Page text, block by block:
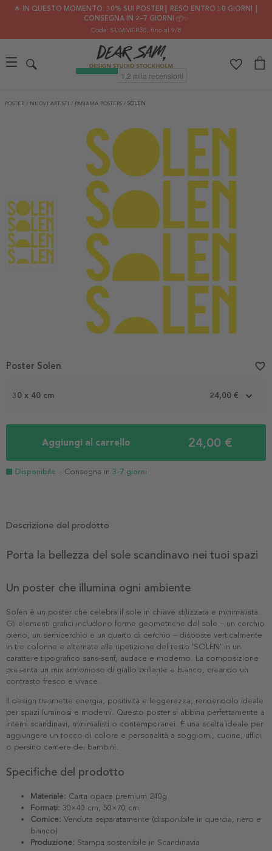
🌟 IN QUESTO MOMENTO: 30% SUI POSTER┃ RESO ENTRO 30 GIORNI ┃
CONSEGNA IN 2–7 GIORNI 📦✨
Code: SUMMER30, fino al 9/8
POSTER / NUOVI ARTISTI / PANAMA POSTERS / SOLEN
30 x 40 cm 24,00 €
Aggiungi al carrello 24,00 €
Disponibile - Consegna in 3-7 giorni
Poster Solen favorite_border
Descrizione del prodotto
Porta la bellezza del sole scandinavo nei tuoi spazi
Un poster che illumina ogni ambiente
Solen è un poster che celebra il sole in chiave stilizzata e minimalista.
Gli elementi grafici includono forme geometriche del sole – un cerchio
pieno, un semicerchio e un quarto di cerchio – disposte verticalmente
in tre colonne e alternate alla ripetizione del testo 'SOLEN' in un
carattere tipografico sans-serif, audace e moderno. La composizione
presenta un mix armonioso di giallo brillante e bianco, creando un
contrasto fresco e vivace.
Il design trasmette energia, positività e leggerezza, rendendolo ideale
per spazi luminosi e moderni. Questo poster si abbina perfettamente a
interni scandinavi, minimalisti o contemporanei. È una scelta ideale per
aggiungere un tocco di colore e personalità a soggiorni, cucine, uffici
o persino camere dei bambini.
Specifiche del prodotto
Materiale: Carta opaca premium 240g
Formati: 30×40 cm, 50×70 cm
Cornice: Venduta separatamente (disponibile in quercia, nero e
bianco)
Produzione: Stampa sostenibile in Scandinavia